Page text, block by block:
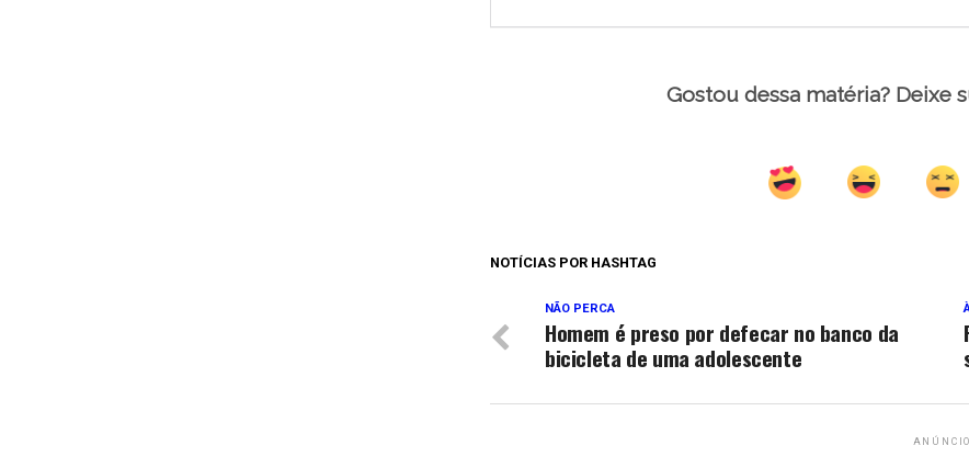
Gostou dessa matéria? Deixe
NOTÍCIAS POR HASHTAG
NÃO PERCA
Homem é preso por defecar no banco da
bicicleta de uma adolescente
ANÚNCIO